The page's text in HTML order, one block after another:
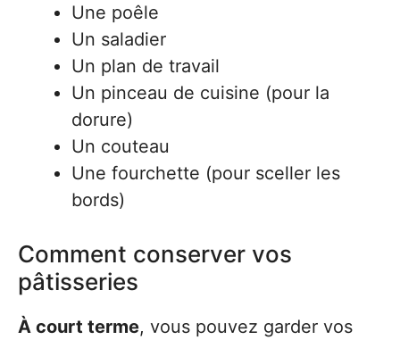
Une poêle
Un saladier
Un plan de travail
Un pinceau de cuisine (pour la
dorure)
Un couteau
Une fourchette (pour sceller les
bords)
Comment conserver vos
pâtisseries
À court terme, vous pouvez garder vos